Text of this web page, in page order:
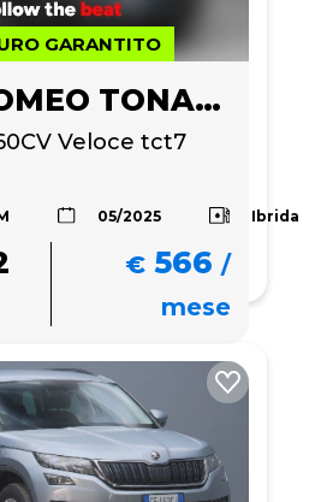
GARANTITO
ALFA ROMEO TONALE
Veloce tct7
05/2025 Ibrida
€ 566 /
mese